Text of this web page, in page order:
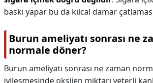
baskı yapar bu da kılcal damar
Burun ameliyatı sonrası ne
normale döner?
Burun ameliyatı sonrası ne zaman
iyileşmesinde oksijen miktarı yeterli